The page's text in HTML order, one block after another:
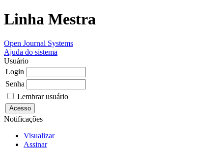
Linha Mestra
Open Journal Systems
Ajuda do sistema
Usuário
Login
Senha
Lembrar usuário
Notificações
Visualizar
Assinar